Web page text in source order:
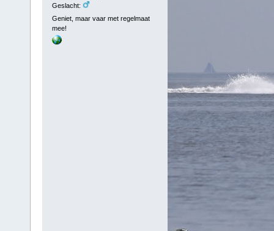
Geslacht:
Geniet, maar vaar met regelmaat
mee!